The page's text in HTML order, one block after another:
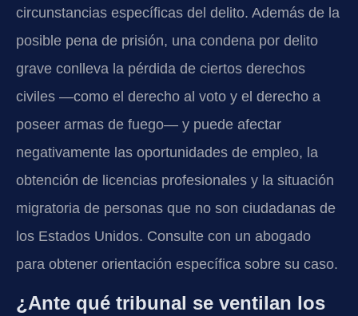
circunstancias específicas del delito. Además de la
posible pena de prisión, una condena por delito
grave conlleva la pérdida de ciertos derechos
civiles —como el derecho al voto y el derecho a
poseer armas de fuego— y puede afectar
negativamente las oportunidades de empleo, la
obtención de licencias profesionales y la situación
migratoria de personas que no son ciudadanas de
los Estados Unidos. Consulte con un abogado
para obtener orientación específica sobre su caso.
¿Ante qué tribunal se ventilan los